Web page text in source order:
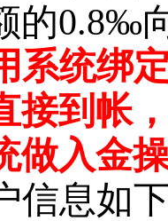
的0.8‰
系统绑
接到帐
做入金
信息如